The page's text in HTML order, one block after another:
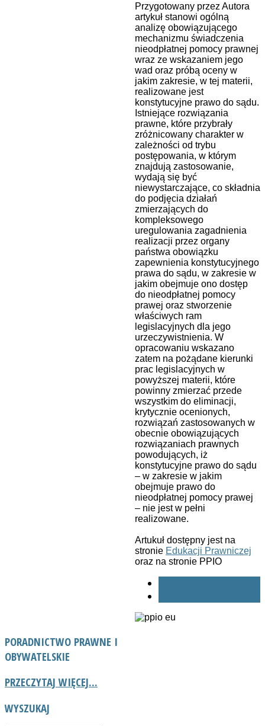
Przygotowany przez Autora
artykuł stanowi ogólną
analizę obowiązującego
mechanizmu świadczenia
nieodpłatnej pomocy prawnej
wraz ze wskazaniem jego
wad oraz próbą oceny w
jakim zakresie, w tej materii,
realizowane jest
konstytucyjne prawo do sądu.
Istniejące rozwiązania
prawne, które przybrały
zróżnicowany charakter w
zależności od trybu
postępowania, w którym
znajdują zastosowanie,
wydają się być
niewystarczające, co składnia
do podjęcia działań
zmierzających do
kompleksowego
uregulowania zagadnienia
realizacji przez organy
państwa obowiązku
zapewnienia konstytucyjnego
prawa do sądu, w zakresie w
jakim obejmuje ono dostęp
do nieodpłatnej pomocy
prawej oraz stworzenie
właściwych ram
legislacyjnych dla jego
urzeczywistnienia. W
opracowaniu wskazano
zatem na pożądane kierunki
prac legislacyjnych w
powyższej materii, które
powinny zmierzać przede
wszystkim do eliminacji,
krytycznie ocenionych,
rozwiązań zastosowanych w
obecnie obowiązujących
rozwiązaniach prawnych
powodujących, iż
konstytucyjne prawo do sądu
– w zakresie w jakim
obejmuje prawo do
nieodpłatnej pomocy prawej
– nie jest w pełni
realizowane.
Artukuł dostępny jest na
stronie Edukacji Prawniczej
oraz na stronie PPIO
PORADNICTWO PRAWNE I
OBYWATELSKIE
PRZECZYTAJ WIĘCEJ...
WYSZUKAJ